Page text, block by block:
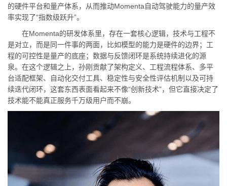
的硬件平台和量产体系，从而推动Momenta自动驾驶能力的量产效
率实现了“指数级跃升”。
在Momenta的研发体系里，存在一套核心逻辑，技术与工程不
是对立，而是同一件事的两面，比如模型的能力是硬件的边界；工
程的可控性是量产的底座；数据与反馈闭环是系统持续进化的源
泉。在这个逻辑之上，孙刚贡献了架构定义、工程流程体系、多平
台适配框架、自动化交付工具、稳定性与安全性评估机制以及可持
续迭代闭环，这套东西表面看起来不像“创新技术”，但它直接决定了
技术能不能真正服务千万级用户而不崩。